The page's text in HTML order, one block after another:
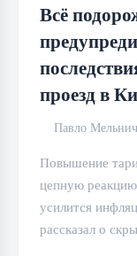
Всё
проезд в
Павло
Повышение
цепную
усилится
рассказал о